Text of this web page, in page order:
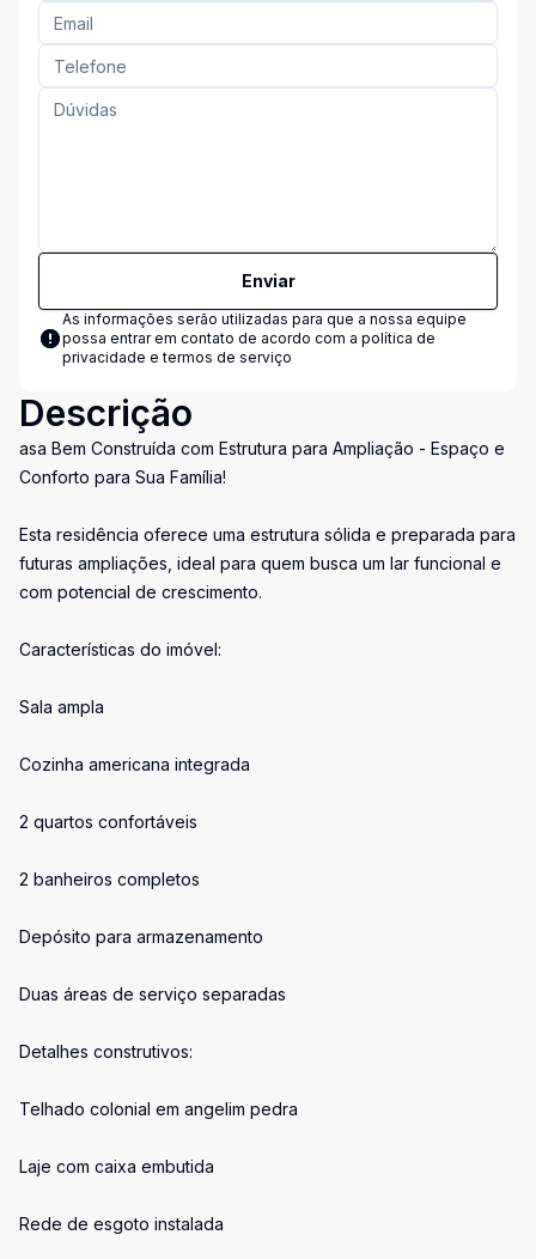
Enviar
As informações serão utilizadas para que a nossa equipe
possa entrar em contato de acordo com a política de
privacidade e termos de serviço
Descrição
asa Bem Construída com Estrutura para Ampliação - Espaço e
Conforto para Sua Família!
Esta residência oferece uma estrutura sólida e preparada para
futuras ampliações, ideal para quem busca um lar funcional e
com potencial de crescimento.
Características do imóvel:
Sala ampla
Cozinha americana integrada
2 quartos confortáveis
2 banheiros completos
Depósito para armazenamento
Duas áreas de serviço separadas
Detalhes construtivos:
Telhado colonial em angelim pedra
Laje com caixa embutida
Rede de esgoto instalada